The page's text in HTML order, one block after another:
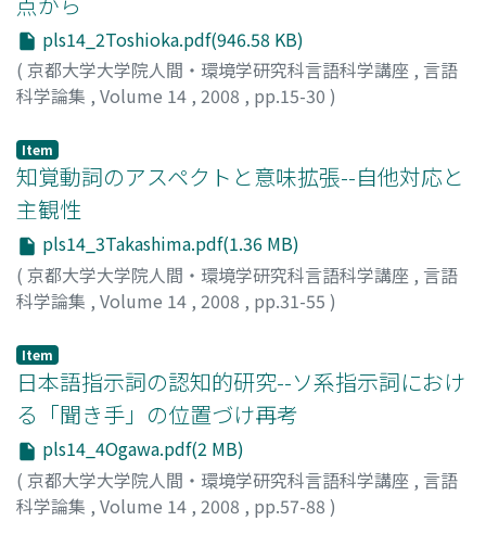
pls14_2Toshioka.pdf(946.58 KB)
( 京都大学大学院人間・環境学研究科言語科学講座 , 言語
科学論集 , Volume 14 , 2008 , pp.15-30 )
Item
知覚動詞のアスペクトと意味拡張--自他対応と
主観性
pls14_3Takashima.pdf(1.36 MB)
( 京都大学大学院人間・環境学研究科言語科学講座 , 言語
科学論集 , Volume 14 , 2008 , pp.31-55 )
Item
日本語指示詞の認知的研究--ソ系指示詞におけ
る「聞き手」の位置づけ再考
pls14_4Ogawa.pdf(2 MB)
( 京都大学大学院人間・環境学研究科言語科学講座 , 言語
科学論集 , Volume 14 , 2008 , pp.57-88 )